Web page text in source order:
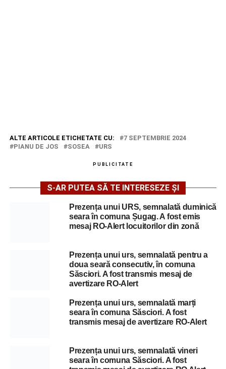
ALTE ARTICOLE ETICHETATE CU:
7 SEPTEMBRIE 2024
PIANU DE JOS
SOSEA URS
PUBLICITATE
S-AR PUTEA SĂ TE INTERESEZE ȘI
Prezența unui URS, semnalată duminică
seara în comuna Șugag. A fost emis
mesaj RO-Alert locuitorilor din zonă
Prezența unui urs, semnalată pentru a
doua seară consecutiv, în comuna
Săsciori. A fost transmis mesaj de
avertizare RO-Alert
Prezența unui urs, semnalată marți
seara în comuna Săsciori. A fost
transmis mesaj de avertizare RO-Alert
Prezența unui urs, semnalată vineri
seara în comuna Săsciori. A fost